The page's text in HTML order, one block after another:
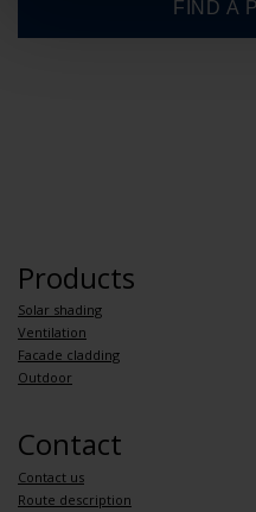
Products
Solar shading
Ventilation
Facade cladding
Outdoor
Contact
Contact us
Route description